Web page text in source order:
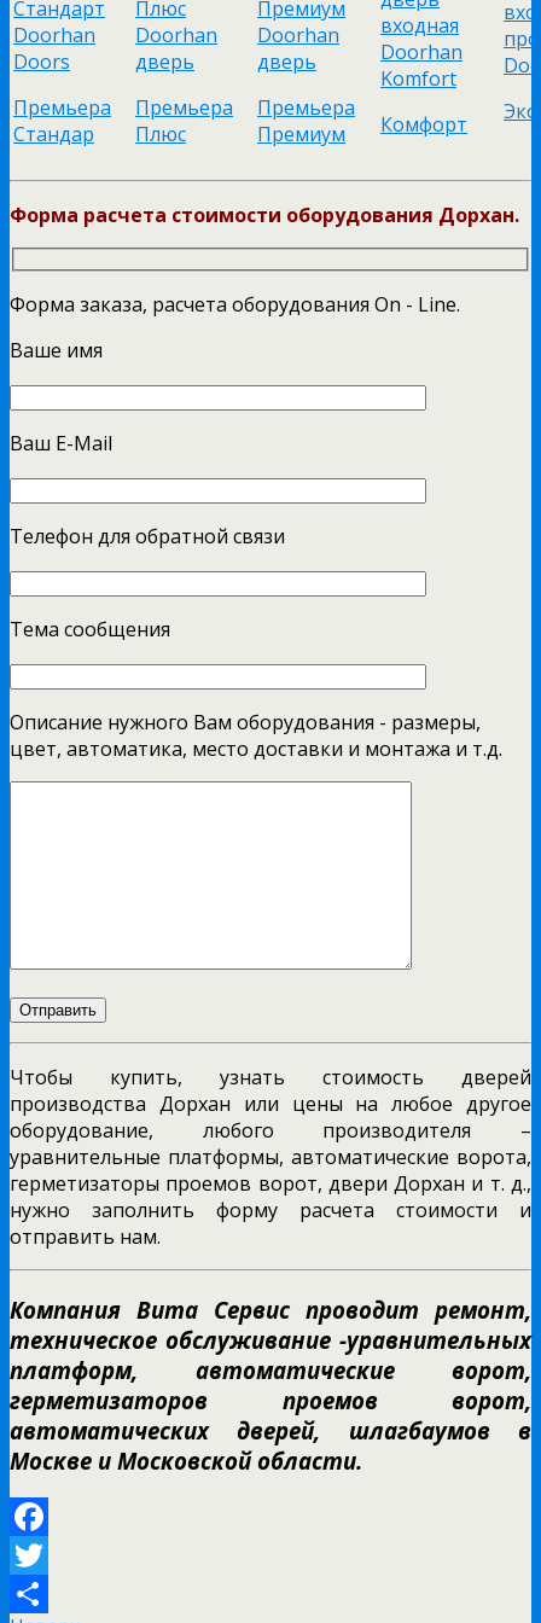
Премьера
Стандар
Премьера
Плюс
Премьера
Премиум
Комфорт Эко
Форма расчета стоимости оборудования Дорхан.
Форма заказа, расчета оборудования On - Line.
Ваше имя
Ваш E-Mail
Телефон для обратной связи
Тема сообщения
Описание нужного Вам оборудования - размеры,
цвет, автоматика, место доставки и монтажа и т.д.
Чтобы купить, узнать стоимость дверей
производства Дорхан или цены на любое другое
оборудование, любого производителя –
уравнительные платформы, автоматические ворота,
герметизаторы проемов ворот, двери Дорхан и т. д.,
нужно заполнить форму расчета стоимости и
отправить нам.
Компания Вита Сервис проводит ремонт,
техническое обслуживание -уравнительных
платформ, автоматические ворот,
герметизаторов проемов ворот,
автоматических дверей, шлагбаумов в
Москве и Московской области.
Facebook
Twitter